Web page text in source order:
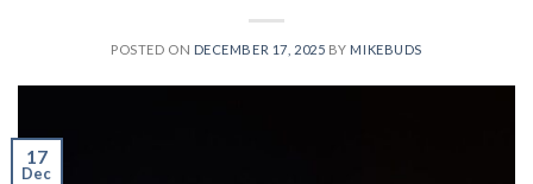
POSTED ON DECEMBER 17, 2025 BY MIKEBUDS
17
Dec